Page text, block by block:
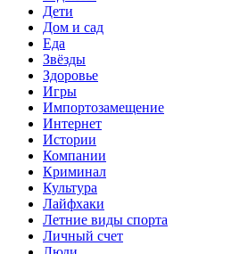
Дети
Дом и сад
Еда
Звёзды
Здоровье
Игры
Импортозамещение
Интернет
Истории
Компании
Криминал
Культура
Лайфхаки
Летние виды спорта
Личный счет